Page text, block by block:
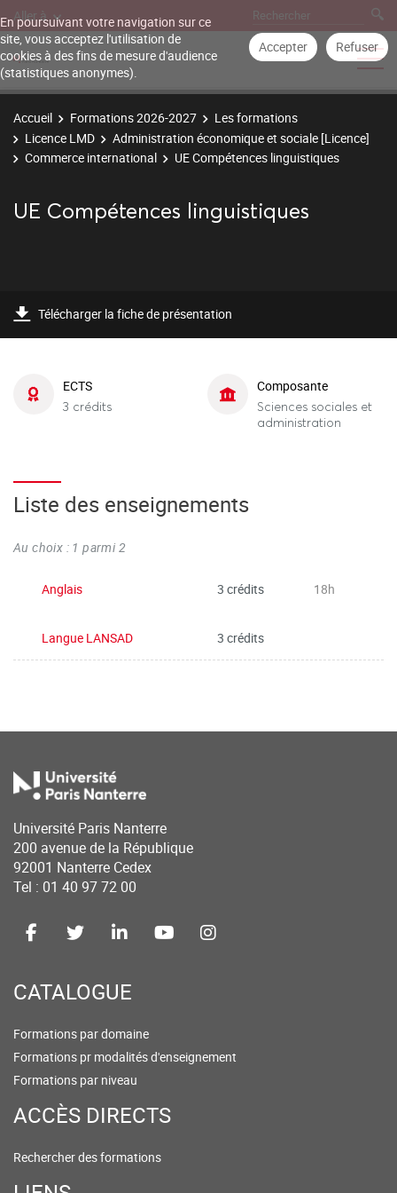
En poursuivant votre navigation sur ce
site, vous acceptez l'utilisation de
cookies à des fins de mesure d'audience
(statistiques anonymes).
Accepter Refuser
Aller à
Accueil Formations 2026-2027
Les formations
Licence LMD
Administration économique et sociale [Licence]
Commerce international
UE Compétences linguistiques
UE Compétences linguistiques
Télécharger la fiche de présentation
ECTS
3 crédits
Composante
Sciences sociales et
administration
Liste des enseignements
Au choix : 1 parmi 2
Anglais 3 crédits 18h
Langue LANSAD 3 crédits
Université Paris Nanterre
200 avenue de la République
92001 Nanterre Cedex
Tel : 01 40 97 72 00
CATALOGUE
Formations par domaine
Formations pr modalités d'enseignement
Formations par niveau
ACCÈS DIRECTS
Rechercher des formations